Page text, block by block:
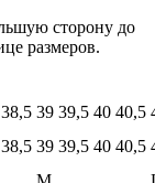
сторону до
размеров.
38,5 39 39,5 40 40,5
38,5 39 39,5 40 40,5